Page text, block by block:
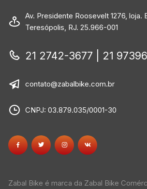
Av. Presidente Roosevelt 1276, loja.
Teresópolis, RJ. 25.966-001
21 2742-3677 | 21
contato@zabalbike.com.br
CNPJ: 03.879.035/0001-30
Zabal Bike é marca da Zabal Bike